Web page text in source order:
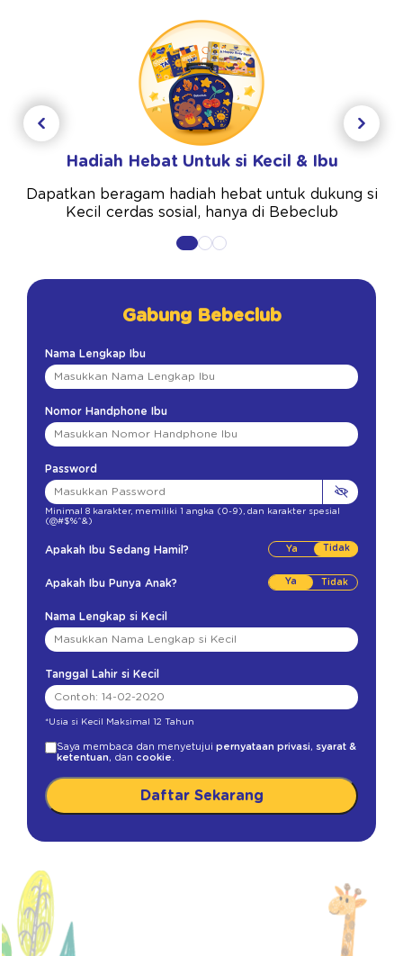
Hadiah Hebat Untuk si Kecil & Ibu
Dapatkan beragam hadiah hebat untuk dukung si
Kecil cerdas sosial, hanya di Bebeclub
Gabung Bebeclub
Nama Lengkap Ibu
Nomor Handphone Ibu
Password
Minimal 8 karakter, memiliki 1 angka (0-9) dan karakter spesial
(@#$%^&)
Apakah Ibu Sedang Hamil? Tidak
Apakah Ibu Punya Anak? Ya
Nama Lengkap si Kecil
Tanggal Lahir si Kecil
*Usia si Kecil Maksimal 12 Tahun
Saya membaca dan menyetujui pernyataan privasi, syarat &
ketentuan, dan cookie
Daftar Sekarang